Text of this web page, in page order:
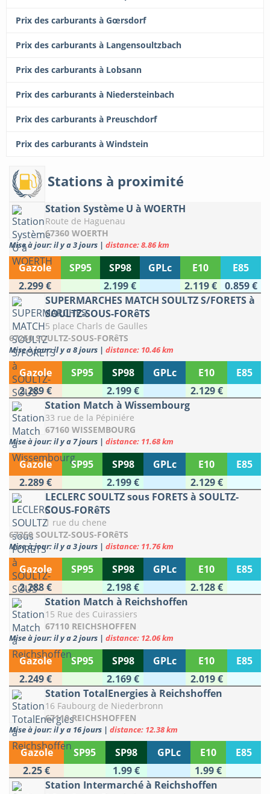
Prix des carburants à Gœrsdorf
Prix des carburants à Langensoultzbach
Prix des carburants à Lobsann
Prix des carburants à Niedersteinbach
Prix des carburants à Preuschdorf
Prix des carburants à Windstein
Stations à proximité
Station Système U à WOERTH
Route de Haguenau
67360 WOERTH
Mise à jour: il y a 3 jours | distance: 8.86 km
Gazole SP95 SP98 GPLc E10
E85
2.299 €
2.199 € 2.119 €
0.859 €
SUPERMARCHES MATCH SOULTZ S/FORETS à
SOULTZ-SOUS-FORêTS
5 place Charls de Gaulles
67250 SOULTZ-SOUS-FORêTS
Mise à jour: il y a 8 jours | distance: 10.46 km
Gazole SP95 SP98 GPLc E10
E85
2.289 €
2.199 €
2.129 €
Station Match à Wissembourg
33 rue de la Pépiniére
67160 WISSEMBOURG
Mise à jour: il y a 7 jours | distance: 11.68 km
Gazole SP95 SP98 GPLc E10
E85
2.289 €
2.199 €
2.129 €
LECLERC SOULTZ sous FORETS à SOULTZ-
SOUS-FORêTS
1 rue du chene
67250 SOULTZ-SOUS-FORêTS
Mise à jour: il y a 3 jours | distance: 11.76 km
Gazole SP95 SP98 GPLc E10
E85
2.288 €
2.198 €
2.128 €
Station Match à Reichshoffen
15 Rue des Cuirassiers
67110 REICHSHOFFEN
Mise à jour: il y a 2 jours | distance: 12.06 km
Gazole SP95 SP98 GPLc E10
E85
2.249 €
2.169 €
2.019 €
Station TotalEnergies à Reichshoffen
16 Faubourg de Niederbronn
67110 REICHSHOFFEN
Mise à jour: il y a 16 jours | distance: 12.38 km
Gazole SP95 SP98 GPLc E10
E85
2.25 €
1.99 €
1.99 €
Station Intermarché à Reichshoffen